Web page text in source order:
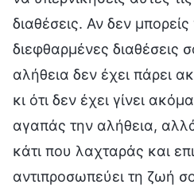
διαθέσεις. Αν δεν μπορείς
διεφθαρμένες διαθέσεις
αλήθεια δεν έχει πάρει
κι ότι δεν έχει γίνει
αγαπάς την αλήθεια,
κάτι που λαχταράς και
αντιπροσωπεύει τη ζωή